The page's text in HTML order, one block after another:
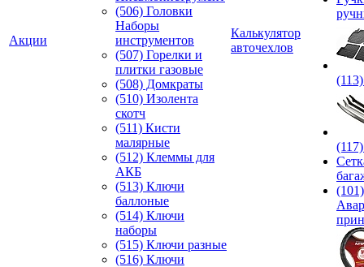
Акции
(506) Головки
Наборы
инструментов
(507) Горелки и
плитки газовые
(508) Домкраты
(510) Изолента
скотч
(511) Кисти
малярные
(512) Клеммы для
АКБ
(513) Ключи
баллоные
(514) Ключи
наборы
(515) Ключи разные
(516) Ключи
Калькулятор
авточехлов
(101)